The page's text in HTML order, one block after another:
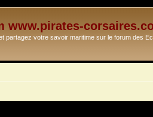
www.pirates-
partagez votre savoir maritime sur le forum des